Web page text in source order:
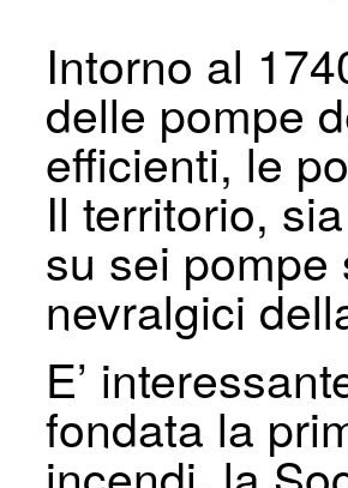
Intorno al
delle pompe
efficienti, le
Il territorio,
su sei pompe
nevralgici
E’
fondata la